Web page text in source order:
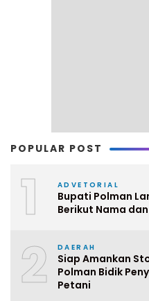
POPULAR POST
1 ADVETORIAL
Bupati Polman
Berikut Nama
2 DAERAH
Siap Amankan
Polman Bidik
Petani